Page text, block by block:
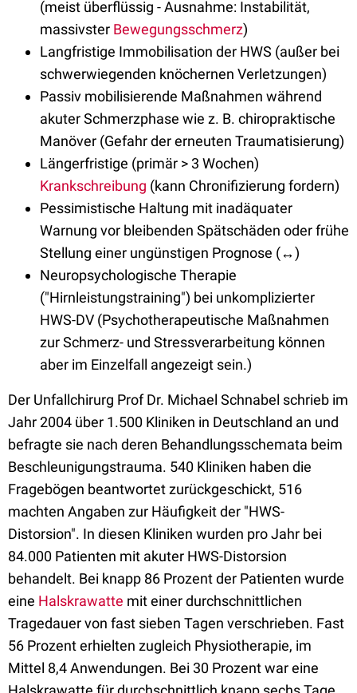
(meist überflüssig - Ausnahme: Instabilität,
massivster Bewegungsschmerz)
Langfristige Immobilisation der HWS (außer bei
schwerwiegenden knöchernen Verletzungen)
Passiv mobilisierende Maßnahmen während
akuter Schmerzphase wie z. B. chiropraktische
Manöver (Gefahr der erneuten Traumatisierung)
Längerfristige (primär > 3 Wochen)
Krankschreibung (kann Chronifizierung fordern)
Pessimistische Haltung mit inadäquater
Warnung vor bleibenden Spätschäden oder frühe
Stellung einer ungünstigen Prognose (↔)
Neuropsychologische Therapie
("Hirnleistungstraining") bei unkomplizierter
HWS-DV (Psychotherapeutische Maßnahmen
zur Schmerz- und Stressverarbeitung können
aber im Einzelfall angezeigt sein.)
Der Unfallchirurg Prof Dr. Michael Schnabel schrieb im
Jahr 2004 über 1.500 Kliniken in Deutschland an und
befragte sie nach deren Behandlungsschemata beim
Beschleunigungstrauma. 540 Kliniken haben die
Fragebögen beantwortet zurückgeschickt, 516
machten Angaben zur Häufigkeit der "HWS-
Distorsion". In diesen Kliniken wurden pro Jahr bei
84.000 Patienten mit akuter HWS-Distorsion
behandelt. Bei knapp 86 Prozent der Patienten wurde
eine Halskrawatte mit einer durchschnittlichen
Tragedauer von fast sieben Tagen verschrieben. Fast
56 Prozent erhielten zugleich Physiotherapie, im
Mittel 8,4 Anwendungen. Bei 30 Prozent war eine